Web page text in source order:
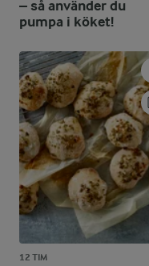
– så använder du
pumpa i köket!
12 TIM